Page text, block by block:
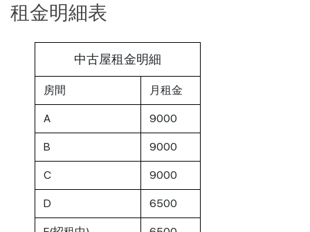
租金明細表
中古屋租金明細
房間 月租金
A 9000
B 9000
C 9000
D 6500